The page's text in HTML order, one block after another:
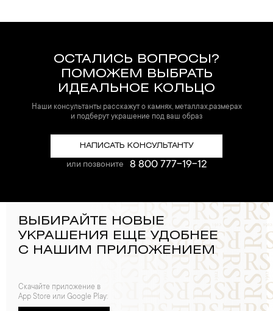
ОСТАЛИСЬ ВОПРОСЫ?
ПОМОЖЕМ ВЫБРАТЬ
ИДЕАЛЬНОЕ КОЛЬЦО
Наши консультанты расскажут о камнях, металлах,размерах
и подберут украшение под ваш образ
НАПИСАТЬ КОНСУЛЬТАНТУ
или позвоните 8 800 777-19-12
ВЫБИРАЙТЕ НОВЫЕ
УКРАШЕНИЯ ЕЩЕ УДОБНЕЕ
С НАШИМ ПРИЛОЖЕНИЕМ
Скачайте приложение в
App Store или Google Play: